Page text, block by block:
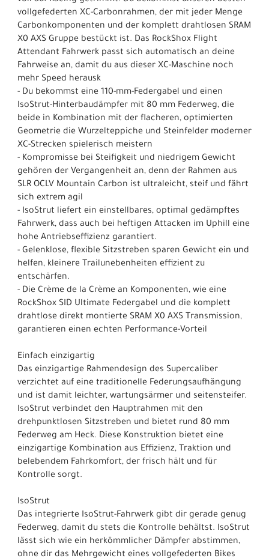
vollgefederten XC-Carbonrahmen, der mit jeder Menge
Carbonkomponenten und der komplett drahtlosen SRAM
X0 AXS Gruppe bestückt ist. Das RockShox Flight
Attendant Fahrwerk passt sich automatisch an deine
Fahrweise an, damit du aus dieser XC-Maschine noch
mehr Speed herausk
- Du bekommst eine 110-mm-Federgabel und einen
IsoStrut-Hinterbaudämpfer mit 80 mm Federweg, die
beide in Kombination mit der flacheren, optimierten
Geometrie die Wurzelteppiche und Steinfelder moderner
XC-Strecken spielerisch meistern
- Kompromisse bei Steifigkeit und niedrigem Gewicht
gehören der Vergangenheit an, denn der Rahmen aus
SLR OCLV Mountain Carbon ist ultraleicht, steif und fährt
sich extrem agil
- IsoStrut liefert ein einstellbares, optimal gedämpftes
Fahrwerk, dass auch bei heftigen Attacken im Uphill eine
hohe Antriebseffizienz garantiert.
- Gelenklose, flexible Sitzstreben sparen Gewicht ein und
helfen, kleinere Trailunebenheiten effizient zu
entschärfen.
- Die Crème de la Crème an Komponenten, wie eine
RockShox SID Ultimate Federgabel und die komplett
drahtlose direkt montierte SRAM X0 AXS Transmission,
garantieren einen echten Performance-Vorteil
Einfach einzigartig
Das einzigartige Rahmendesign des Supercaliber
verzichtet auf eine traditionelle Federungsaufhängung
und ist damit leichter, wartungsärmer und seitensteifer.
IsoStrut verbindet den Hauptrahmen mit den
drehpunktlosen Sitzstreben und bietet rund 80 mm
Federweg am Heck. Diese Konstruktion bietet eine
einzigartige Kombination aus Effizienz, Traktion und
belebendem Fahrkomfort, der frisch hält und für
Kontrolle sorgt.
IsoStrut
Das integrierte IsoStrut-Fahrwerk gibt dir gerade genug
Federweg, damit du stets die Kontrolle behältst. IsoStrut
lässt sich wie ein herkömmlicher Dämpfer abstimmen,
ohne dir das Mehrgewicht eines vollgefederten Bikes